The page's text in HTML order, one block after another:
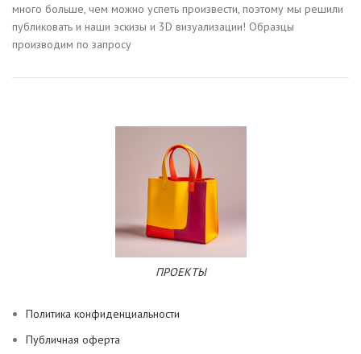
много больше, чем можно успеть произвести, поэтому мы решили
публиковать и наши эскизы и 3D визуализации! Образцы
производим по запросу
ПРОЕКТЫ
Политика конфиденциальности
Публичная оферта